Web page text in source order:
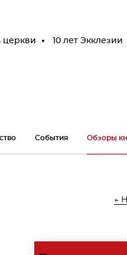
церкви 10 лет Экклезии
События Обзоры
←